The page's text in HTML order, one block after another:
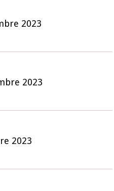
2023
2023
2023